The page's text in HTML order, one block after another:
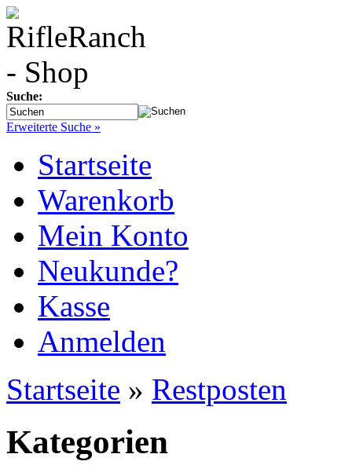
Suche:
Erweiterte Suche »
Startseite
Warenkorb
Mein Konto
Neukunde?
Kasse
Anmelden
Startseite » Restposten
Kategorien